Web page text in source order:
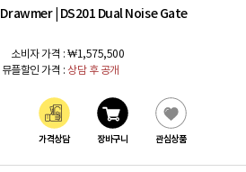
Drawmer DS201 Dual Noise Gate
소비자 가격 : ₩1,575,500
뮤플할인 가격 : 상담 후 공개
가격상담 장바구니 관심상품